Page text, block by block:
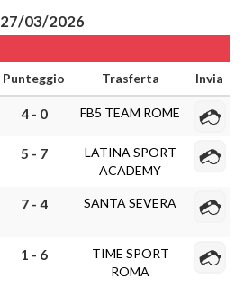
27/03/2026
Punteggio Trasferta Invia
4 - 0 FB5 TEAM ROME
5 - 7
LATINA SPORT
ACADEMY
7 - 4 SANTA SEVERA
1 - 6
TIME SPORT
ROMA